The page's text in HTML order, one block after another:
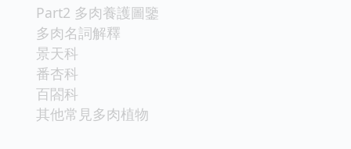
Part2 多肉養護圖鑒
多肉名詞解釋
景天科
番杏科
百閤科
其他常見多肉植物